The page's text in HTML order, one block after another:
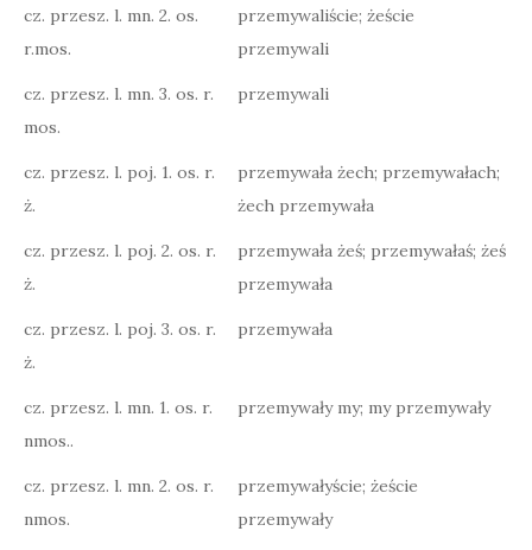
cz. przesz. l. mn. 2. os.
r.mos.
przemywaliście; żeście
przemywali
cz. przesz. l. mn. 3. os. r.
mos.
przemywali
cz. przesz. l. poj. 1. os. r.
ż.
przemywała żech; przemywałach;
żech przemywała
cz. przesz. l. poj. 2. os. r.
ż.
przemywała żeś; przemywałaś; żeś
przemywała
cz. przesz. l. poj. 3. os. r.
ż.
przemywała
cz. przesz. l. mn. 1. os. r.
nmos..
przemywały my; my przemywały
cz. przesz. l. mn. 2. os. r.
nmos.
przemywałyście; żeście
przemywały